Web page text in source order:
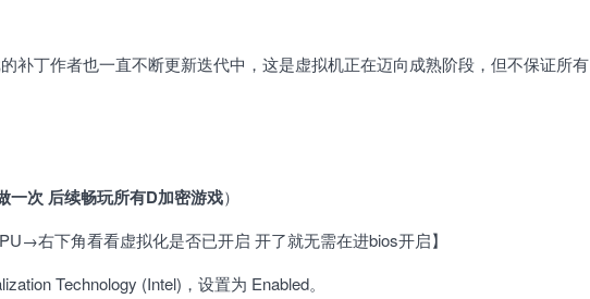
补丁作者也一直不断更新迭代中，这是虚拟机正在迈向成熟阶段，但不保证所有
一次 后续畅玩所有D加密游戏）
右下角看看虚拟化是否已开启 开了就无需在进bios开启】
Technology (Intel)，设置为 Enabled。